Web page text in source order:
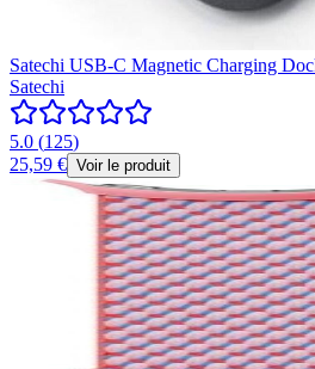
Satechi USB-C Magnetic Charging
Satechi
5.0 (125)
25,59 € Voir le produit